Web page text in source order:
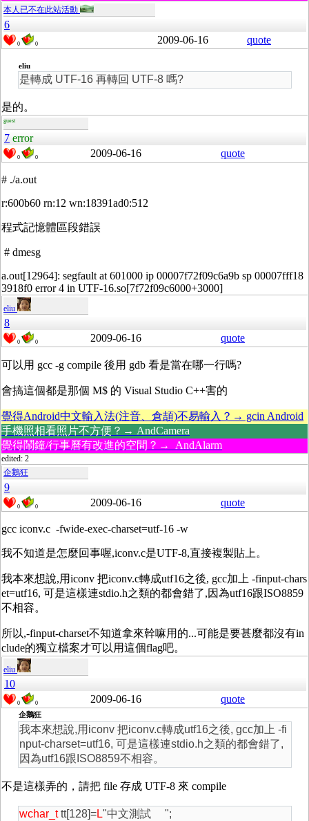
本人已不在此站活動
6
0 0 2009-06-16 quote
eliu
是轉成 UTF-16 再轉回 UTF-8 嗎?
是的。
guest
7 error
0 0 2009-06-16 quote
# ./a.out
r:600b60 rn:12 wn:18391ad0:512
程式記憶體區段錯誤
# dmesg
a.out[12964]: segfault at 601000 ip 00007f72f09c6a9b sp 00007fff18
3918f0 error 4 in UTF-16.so[7f72f09c6000+3000]
eliu
8
0 0 2009-06-16 quote
可以用 gcc -g compile 後用 gdb 看是當在哪一行嗎?
會搞這個都是那個 M$ 的 Visual Studio C++害的
覺得Android中文輸入法(注音、倉頡)不易輸入？→ gcin Android
手機照相看照片不方便？→ AndCamera
覺得鬧鐘/行事曆有改進的空間？→ AndAlarm
edited: 2
企鵝狂
9
0 0 2009-06-16 quote
gcc iconv.c -fwide-exec-charset=utf-16 -w
我不知道是怎麼回事喔,iconv.c是UTF-8,直接複製貼上。
我本來想說,用iconv 把iconv.c轉成utf16之後, gcc加上 -finput-chars
et=utf16, 可是這樣連stdio.h之類的都會錯了,因為utf16跟ISO8859
不相容。
所以,-finput-charset不知道拿來幹嘛用的...可能是要甚麼都沒有in
clude的獨立檔案才可以用這個flag吧。
eliu
10
0 0 2009-06-16 quote
企鵝狂
我本來想說,用iconv 把iconv.c轉成utf16之後, gcc加上 -fi
nput-charset=utf16, 可是這樣連stdio.h之類的都會錯了,
因為utf16跟ISO8859不相容。
不是這樣弄的，請把 file 存成 UTF-8 來 compile
wchar_ttt[128]=L"中文測試 ";